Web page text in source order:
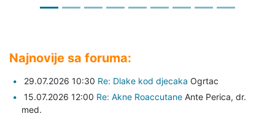
Najnovije sa foruma:
29.07.2026 10:30 Re: Dlake kod djecaka Ogrtac
15.07.2026 12:00 Re: Akne Roaccutane Ante Perica, dr.
med.